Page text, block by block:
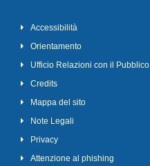
Accessibilità
Orientamento
Ufficio Relazioni con il Pubblico
Credits
Mappa del sito
Note Legali
Privacy
Attenzione al phishing